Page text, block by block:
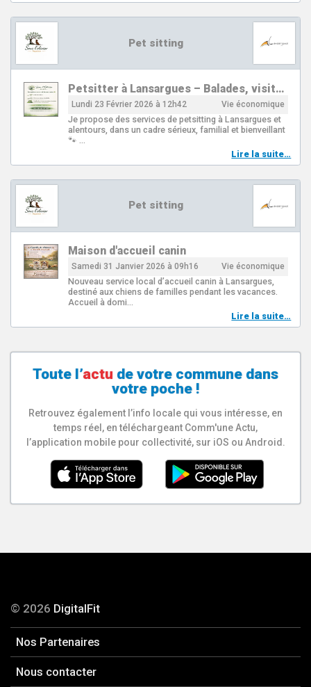
Pet sitting
Petsitter à Lansargues – Balades, visit…
Lundi 23 Février 2026 à 12h42 Vie économique
Je propose des services de petsitting à Lansargues et
alentours, dans un cadre sérieux, familial et bienveillant
🐾 …
Lire la suite…
Pet sitting
Maison d'accueil canin
Samedi 31 Janvier 2026 à 09h16 Vie économique
Nouveau service local d’accueil canin à Lansargues,
destiné aux chiens de familles pendant les vacances.
Accueil à domi…
Lire la suite…
Toute l’actu de votre commune dans
votre poche !
Retrouvez également l’info locale qui vous intéresse, en
temps réel, en téléchargeant Comm'une Actu,
l’application mobile pour collectivité, sur iOS ou Android.
© 2026 DigitalFit
Nos Partenaires
Nous contacter